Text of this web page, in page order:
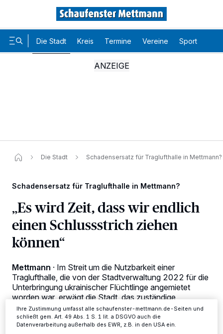
Die Stadt Kreis Termine Vereine Sport
Die Stadt Schadensersatz für Traglufthalle in Mettmann?
Schadensersatz für Traglufthalle in Mettmann?
„Es wird Zeit, dass wir endlich
einen Schlussstrich ziehen
können“
Mettmann · Im Streit um die Nutzbarkeit einer
Traglufthalle, die von der Stadtverwaltung 2022 für die
Unterbringung ukrainischer Flüchtlinge angemietet
worden war, erwägt die Stadt, das zuständige
Unternehmen auf Schadensersatz zu verklagen.
Wir und unsere 218-Partner speichern und greifen auf
Kennungen auf Ihrem Gerät zu. Durch Auswahl von OK aktivieren Sie
verarbeiten Daten, um Ihnen Dienste bereitzustellen“ aufgeführten
Zwecke. Wenn Tracker deaktiviert sind, sind manche Inhalte und
dieses Menü jederzeit wieder aufrufen, um Ihre Einstellungen zu
ändern oder Ihre Einwilligung zu widerrufen, indem Sie auf den Link
Einstellungen oder Ablehnen am unteren Rand der Webseite klicken.
Ihre Einstellungen gelten innerhalb unseres Website. Weitere
Informationen finden Sie in unserer Datenschutzerklärung.
Ihre Zustimmung umfasst alle schaufenster-mettmann.de-Seiten und
schließt gem. Art. 49 Abs. 1 S. 1 lit. a DSGVO auch die
Datenverarbeitung außerhalb des EWR, z.B. in den USA ein.